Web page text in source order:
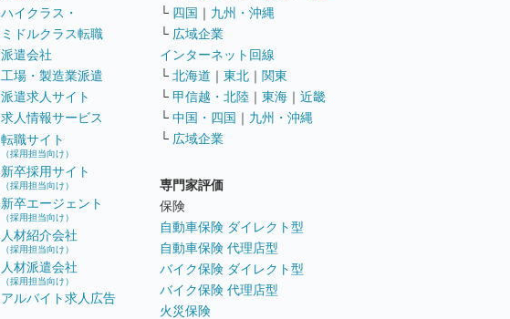
ハイクラス・
ミドルクラス転職
派遣会社
工場・製造業派遣
派遣求人サイト
求人情報サービス
転職サイト
（採用担当向け）
新卒採用サイト
（採用担当向け）
新卒エージェント
（採用担当向け）
人材紹介会社
（採用担当向け）
人材派遣会社
（採用担当向け）
アルバイト求人広告
└ 四国 ｜ 九州・沖縄
└ 広域企業
インターネット回線
└ 北海道 ｜ 東北 ｜ 関東
└ 甲信越・北陸 ｜ 東海 ｜ 近畿
└ 中国・四国 ｜ 九州・沖縄
└ 広域企業
専門家評価
保険
自動車保険 ダイレクト型
自動車保険 代理店型
バイク保険 ダイレクト型
バイク保険 代理店型
火災保険